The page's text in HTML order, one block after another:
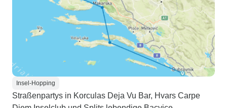
Insel-Hopping
Straßenpartys in Korculas Deja Vu Bar, Hvars Carpe